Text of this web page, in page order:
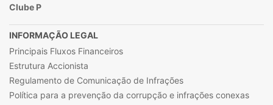
Clube P
INFORMAÇÃO LEGAL
Principais Fluxos Financeiros
Estrutura Accionista
Regulamento de Comunicação de Infrações
Política para a prevenção da corrupção e infrações conexas